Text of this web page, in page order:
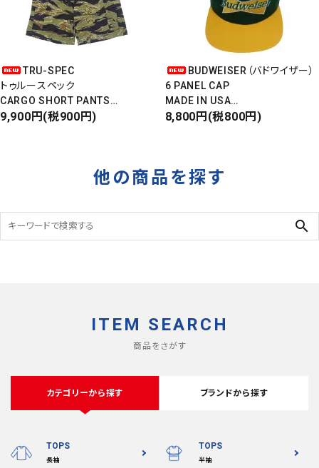
TRU-SPEC
トゥルースペック
CARGO SHORT PANTS
カーゴショートパンツ
9,900円(税900円)
BUDWEISER（バドワイザー）
6 PANEL CAP
MADE IN USA
Front Design
8,800円(税800円)
他の商品を探す
search
ITEM SEARCH
商品をさがす
カテゴリーから探す ブランドから探す
TOPS
長袖
TOPS
半袖